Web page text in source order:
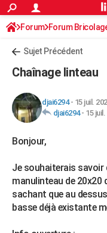
ACTUALITÉS
Politique
Société
Faits Divers
Education
Monde
Villes
+
Retraite
Impôts
Epargne
Immobilier
Risques naturels par ville
Banque
Assurance
Crédit
AUTO
HIGH-TECH
Forum
Aménagement intérieur
Extérieur
Cuisine
Salle de bains
Jardinage
Rangement
WEEK-END
Guides de France
Escapades
Patrimoine
Expositions
Musées
Week-end nature
LIFESTYLE
Forum Forum
Sujet Précédent
Chaînage linteau
djai6294- 15 juil.
djai6294- 15
Bonjour,
Je souhaiterais savoir
manulinteau de 20x20
sachant que au
basse déjà existante